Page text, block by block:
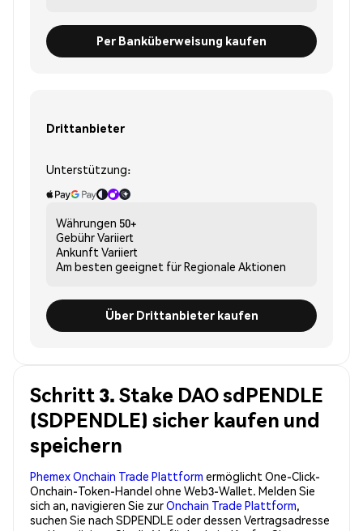
Per Banküberweisung kaufen
Drittanbieter
Unterstützung:
Währungen 50+
GebührVariiert
Ankunft Variiert
Am besten geeignet fürRegionale Aktionen
Über Drittanbieter kaufen
Schritt 3. Stake DAO sdPENDLE
(SDPENDLE) sicher kaufen und
speichern
Phemex Onchain Trade Plattform ermöglicht One-Click-
Onchain-Token-Handel ohne Web3-Wallet. Melden Sie
sich an, navigieren Sie zurOnchain Trade Plattform,
suchen Sie nach SDPENDLE oder dessen Vertragsadresse